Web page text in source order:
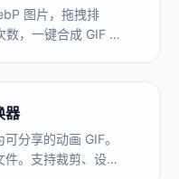
图片，拖拽排
，一键合成 GIF 动
器
分享的动画 GIF。
。支持裁剪、设置